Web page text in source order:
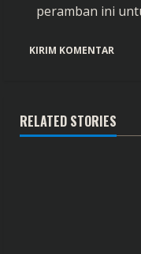
peramban ini
RELATED STORIES